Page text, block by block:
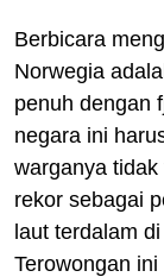
Berbicara
Norwegia
penuh dengan
negara ini
warganya
rekor sebagai
laut terdalam
Terowongan